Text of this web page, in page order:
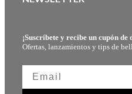
¡Suscríbete y recibe un cupón de
Ofertas, lanzamientos y tips de